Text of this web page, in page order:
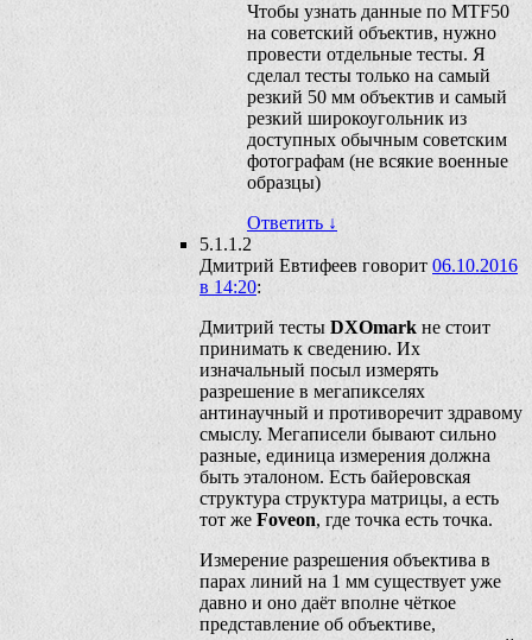
Чтобы узнать данные по MTF50
на советский объектив, нужно
провести отдельные тесты. Я
сделал тесты только на самый
резкий 50 мм объектив и самый
резкий широкоугольник из
доступных обычным советским
фотографам (не всякие военные
образцы)
Ответить ↓
5.1.1.2
Дмитрий Евтифеев говорит 06.10.2016
в 14:20:
Дмитрий тесты DXOmark не стоит
принимать к сведению. Их
изначальный посыл измерять
разрешение в мегапикселях
антинаучный и противоречит здравому
смыслу. Мегаписели бывают сильно
разные, единица измерения должна
быть эталоном. Есть байеровская
структура структура матрицы, а есть
тот же Foveon, где точка есть точка.
Измерение разрешения объектива в
парах линий на 1 мм существует уже
давно и оно даёт вполне чёткое
представление об объективе,